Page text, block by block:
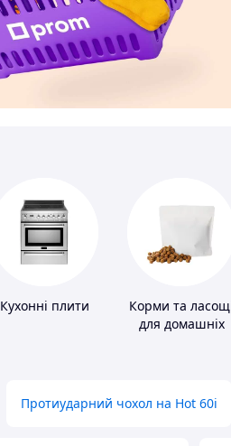
Кухонні плити
Корми та
для домашніх
Протиударний чохол на Hot 60i